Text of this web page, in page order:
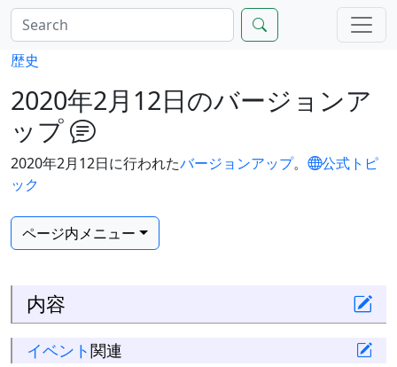
歴史
2020年2月12日のバージョンア
ップ
2020年2月12日に行われたバージョンアップ。
公式トピ
ック
ページ内メニュー
内容
イベント関連